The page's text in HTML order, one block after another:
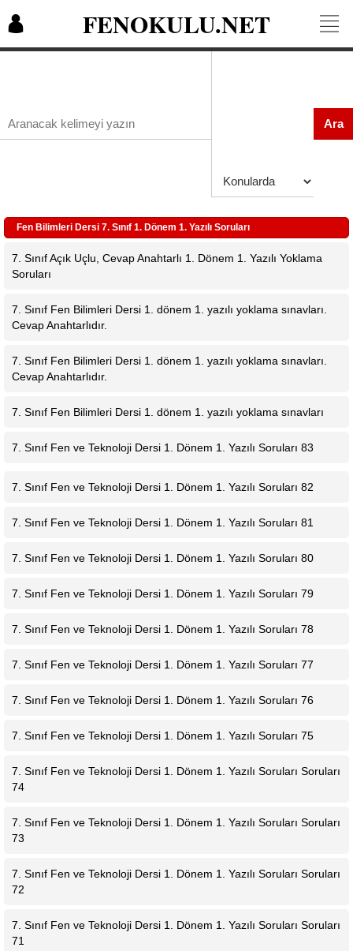
FENOKULU.NET
Ara
Fen Bilimleri Dersi 7. Sınıf 1. Dönem 1. Yazılı Soruları
7. Sınıf Açık Uçlu, Cevap Anahtarlı 1. Dönem 1. Yazılı Yoklama
Soruları
7. Sınıf Fen Bilimleri Dersi 1. dönem 1. yazılı yoklama sınavları.
Cevap Anahtarlıdır.
7. Sınıf Fen Bilimleri Dersi 1. dönem 1. yazılı yoklama sınavları.
Cevap Anahtarlıdır.
7. Sınıf Fen Bilimleri Dersi 1. dönem 1. yazılı yoklama sınavları
7. Sınıf Fen ve Teknoloji Dersi 1. Dönem 1. Yazılı Soruları 83
7. Sınıf Fen ve Teknoloji Dersi 1. Dönem 1. Yazılı Soruları 82
7. Sınıf Fen ve Teknoloji Dersi 1. Dönem 1. Yazılı Soruları 81
7. Sınıf Fen ve Teknoloji Dersi 1. Dönem 1. Yazılı Soruları 80
7. Sınıf Fen ve Teknoloji Dersi 1. Dönem 1. Yazılı Soruları 79
7. Sınıf Fen ve Teknoloji Dersi 1. Dönem 1. Yazılı Soruları 78
7. Sınıf Fen ve Teknoloji Dersi 1. Dönem 1. Yazılı Soruları 77
7. Sınıf Fen ve Teknoloji Dersi 1. Dönem 1. Yazılı Soruları 76
7. Sınıf Fen ve Teknoloji Dersi 1. Dönem 1. Yazılı Soruları 75
7. Sınıf Fen ve Teknoloji Dersi 1. Dönem 1. Yazılı Soruları Soruları
74
7. Sınıf Fen ve Teknoloji Dersi 1. Dönem 1. Yazılı Soruları Soruları
73
7. Sınıf Fen ve Teknoloji Dersi 1. Dönem 1. Yazılı Soruları Soruları
72
7. Sınıf Fen ve Teknoloji Dersi 1. Dönem 1. Yazılı Soruları Soruları
71